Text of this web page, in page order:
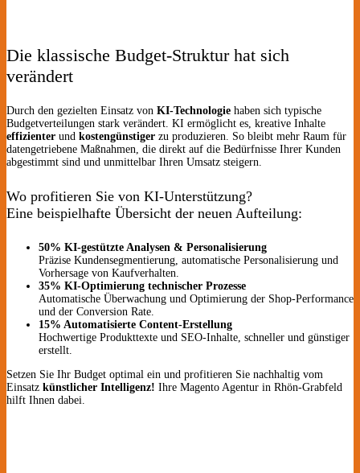
Die klassische Budget-Struktur hat sich
verändert
Durch den gezielten Einsatz von KI-Technologie haben sich typische
Budgetverteilungen stark verändert. KI ermöglicht es, kreative Inhalte
effizienter und kostengünstiger zu produzieren. So bleibt mehr Raum für
datengetriebene Maßnahmen, die direkt auf die Bedürfnisse Ihrer Kunden
abgestimmt sind und unmittelbar Ihren Umsatz steigern.
Wo profitieren Sie von KI-Unterstützung?
Eine beispielhafte Übersicht der neuen Aufteilung:
50% KI-gestützte Analysen & Personalisierung
Präzise Kundensegmentierung, automatische Personalisierung und
Vorhersage von Kaufverhalten.
35% KI-Optimierung technischer Prozesse
Automatische Überwachung und Optimierung der Shop-Performance
und der Conversion Rate.
15% Automatisierte Content-Erstellung
Hochwertige Produkttexte und SEO-Inhalte, schneller und günstiger
erstellt.
Setzen Sie Ihr Budget optimal ein und profitieren Sie nachhaltig vom
Einsatz künstlicher Intelligenz! Ihre Magento Agentur in Rhön-Grabfeld
hilft Ihnen dabei.